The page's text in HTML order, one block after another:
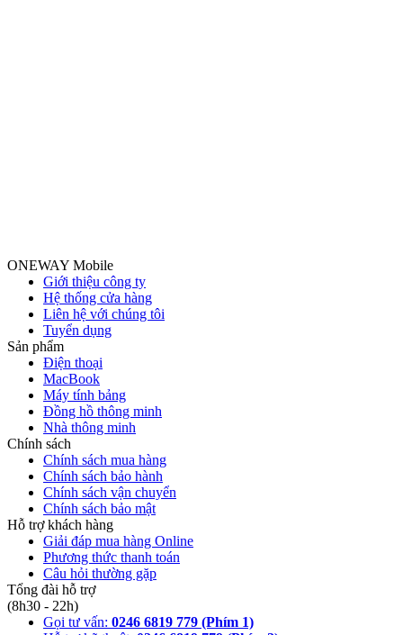
ONEWAY Mobile
Giới thiệu công ty
Hệ thống cửa hàng
Liên hệ với chúng tôi
Tuyển dụng
Sản phẩm
Điện thoại
MacBook
Máy tính bảng
Đồng hồ thông minh
Nhà thông minh
Chính sách
Chính sách mua hàng
Chính sách bảo hành
Chính sách vận chuyển
Chính sách bảo mật
Hỗ trợ khách hàng
Giải đáp mua hàng Online
Phương thức thanh toán
Câu hỏi thường gặp
Tổng đài hỗ trợ
(8h30 - 22h)
Gọi tư vấn: 0246 6819 779 (Phím 1)